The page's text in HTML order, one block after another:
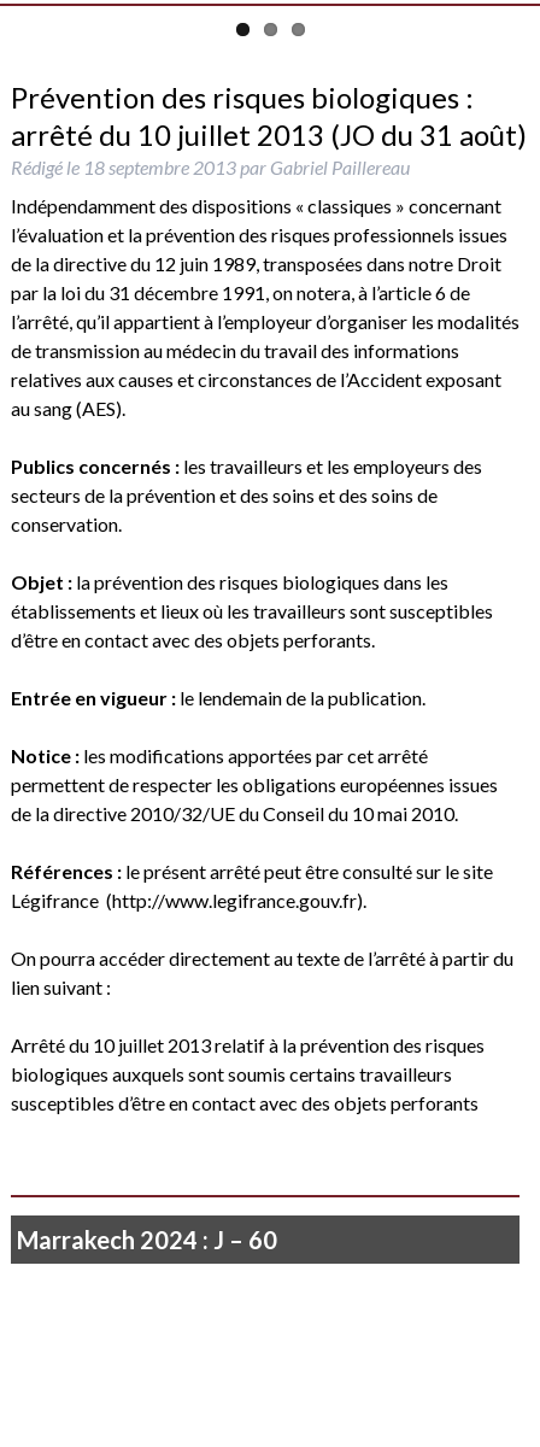
Prévention des risques biologiques :
arrêté du 10 juillet 2013 (JO du 31 août)
Rédigé le 18 septembre 2013par Gabriel Paillereau
Indépendamment des dispositions « classiques » concernant
l’évaluation et la prévention des risques professionnels issues
de la directive du 12 juin 1989, transposées dans notre Droit
par la loi du 31 décembre 1991, on notera, à l’article 6 de
l’arrêté, qu’il appartient à l’employeur d’organiser les modalités
de transmission au médecin du travail des informations
relatives aux causes et circonstances de l’Accident exposant
au sang (AES).
Publics concernés : les travailleurs et les employeurs des
secteurs de la prévention et des soins et des soins de
conservation.
Objet : la prévention des risques biologiques dans les
établissements et lieux où les travailleurs sont susceptibles
d’être en contact avec des objets perforants.
Entrée en vigueur : le lendemain de la publication.
Notice : les modifications apportées par cet arrêté
permettent de respecter les obligations européennes issues
de la directive 2010/32/UE du Conseil du 10 mai 2010.
Références : le présent arrêté peut être consulté sur le site
Légifrance (http://www.legifrance.gouv.fr).
On pourra accéder directement au texte de l’arrêté à partir du
lien suivant :
Arrêté du 10 juillet 2013 relatif à la prévention des risques
biologiques auxquels sont soumis certains travailleurs
susceptibles d’être en contact avec des objets perforants
Marrakech 2024 : J – 60